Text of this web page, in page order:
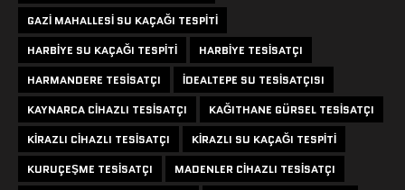
GAZI MAHALLESI SU KAÇAĞI TESPITI
HARBIYE SU KAÇAĞI TESPITI
HARBIYE TESISATÇI
HARMANDERE TESISATÇI
IDEALTEPE SU TESISATÇISI
KAYNARCA CIHAZLI TESISATÇI
KAĞITHANE GÜRSEL TESISATÇI
KIRAZLI CIHAZLI TESISATÇI
KIRAZLI SU KAÇAĞI TESPITI
KURUÇEŞME TESISATÇI
MADENLER CIHAZLI TESISATÇI